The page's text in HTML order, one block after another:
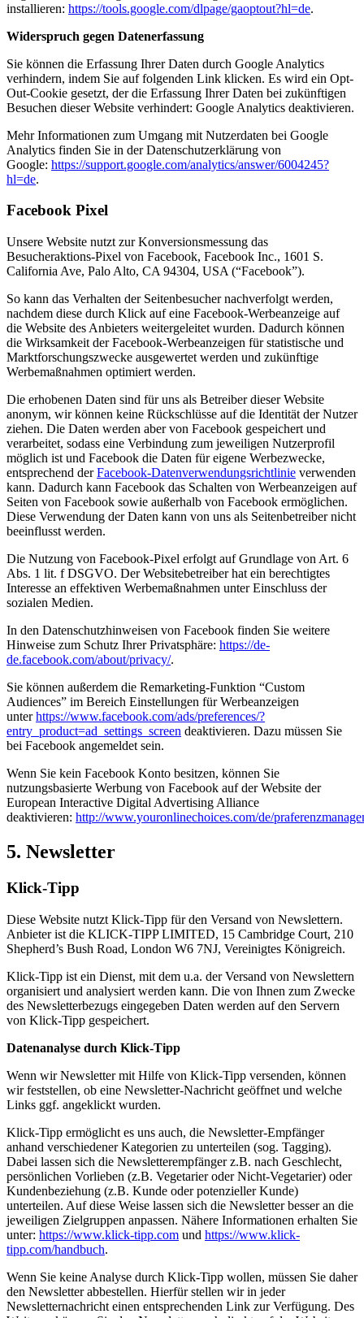
installieren: https://tools.google.com/dlpage/gaoptout?hl=de.
Widerspruch gegen Datenerfassung
Sie können die Erfassung Ihrer Daten durch Google Analytics
verhindern, indem Sie auf folgenden Link klicken. Es wird ein Opt-
Out-Cookie gesetzt, der die Erfassung Ihrer Daten bei zukünftigen
Besuchen dieser Website verhindert: Google Analytics deaktivieren.
Mehr Informationen zum Umgang mit Nutzerdaten bei Google
Analytics finden Sie in der Datenschutzerklärung von
Google: https://support.google.com/analytics/answer/6004245?
hl=de.
Facebook Pixel
Unsere Website nutzt zur Konversionsmessung das
Besucheraktions-Pixel von Facebook, Facebook Inc., 1601 S.
California Ave, Palo Alto, CA 94304, USA (“Facebook”).
So kann das Verhalten der Seitenbesucher nachverfolgt werden,
nachdem diese durch Klick auf eine Facebook-Werbeanzeige auf
die Website des Anbieters weitergeleitet wurden. Dadurch können
die Wirksamkeit der Facebook-Werbeanzeigen für statistische und
Marktforschungszwecke ausgewertet werden und zukünftige
Werbemaßnahmen optimiert werden.
Die erhobenen Daten sind für uns als Betreiber dieser Website
anonym, wir können keine Rückschlüsse auf die Identität der Nutzer
ziehen. Die Daten werden aber von Facebook gespeichert und
verarbeitet, sodass eine Verbindung zum jeweiligen Nutzerprofil
möglich ist und Facebook die Daten für eigene Werbezwecke,
entsprechend derFacebook-Datenverwendungsrichtlinie verwenden
kann. Dadurch kann Facebook das Schalten von Werbeanzeigen auf
Seiten von Facebook sowie außerhalb von Facebook ermöglichen.
Diese Verwendung der Daten kann von uns als Seitenbetreiber nicht
beeinflusst werden.
Die Nutzung von Facebook-Pixel erfolgt auf Grundlage von Art. 6
Abs. 1 lit. f DSGVO. Der Websitebetreiber hat ein berechtigtes
Interesse an effektiven Werbemaßnahmen unter Einschluss der
sozialen Medien.
In den Datenschutzhinweisen von Facebook finden Sie weitere
Hinweise zum Schutz Ihrer Privatsphäre: https://de-
de.facebook.com/about/privacy/.
Sie können außerdem die Remarketing-Funktion “Custom
Audiences” im Bereich Einstellungen für Werbeanzeigen
unterhttps://www.facebook.com/ads/preferences/?
entry_product=ad_settings_screen deaktivieren. Dazu müssen Sie
bei Facebook angemeldet sein.
Wenn Sie kein Facebook Konto besitzen, können Sie
nutzungsbasierte Werbung von Facebook auf der Website der
European Interactive Digital Advertising Alliance
deaktivieren: http://www.youronlinechoices.com/de/
5. Newsletter
Klick-Tipp
Diese Website nutzt Klick-Tipp für den Versand von Newslettern.
Anbieter ist die KLICK-TIPP LIMITED, 15 Cambridge Court, 210
Shepherd’s Bush Road, London W6 7NJ, Vereinigtes Königreich.
Klick-Tipp ist ein Dienst, mit dem u.a. der Versand von Newslettern
organisiert und analysiert werden kann. Die von Ihnen zum Zwecke
des Newsletterbezugs eingegeben Daten werden auf den Servern
von Klick-Tipp gespeichert.
Datenanalyse durch Klick-Tipp
Wenn wir Newsletter mit Hilfe von Klick-Tipp versenden, können
wir feststellen, ob eine Newsletter-Nachricht geöffnet und welche
Links ggf. angeklickt wurden.
Klick-Tipp ermöglicht es uns auch, die Newsletter-Empfänger
anhand verschiedener Kategorien zu unterteilen (sog. Tagging).
Dabei lassen sich die Newsletterempfänger z.B. nach Geschlecht,
persönlichen Vorlieben (z.B. Vegetarier oder Nicht-Vegetarier) oder
Kundenbeziehung (z.B. Kunde oder potenzieller Kunde)
unterteilen. Auf diese Weise lassen sich die Newsletter besser an die
jeweiligen Zielgruppen anpassen. Nähere Informationen erhalten Sie
unter: https://www.klick-tipp.com und https://www.klick-
tipp.com/handbuch.
Wenn Sie keine Analyse durch Klick-Tipp wollen, müssen Sie daher
den Newsletter abbestellen. Hierfür stellen wir in jeder
Newsletternachricht einen entsprechenden Link zur Verfügung. Des